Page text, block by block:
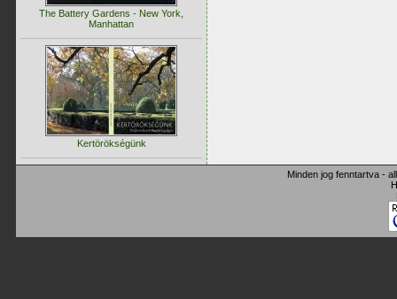
The Battery Gardens - New York,
Manhattan
Kertörökségünk
Minden jog fenntartva -